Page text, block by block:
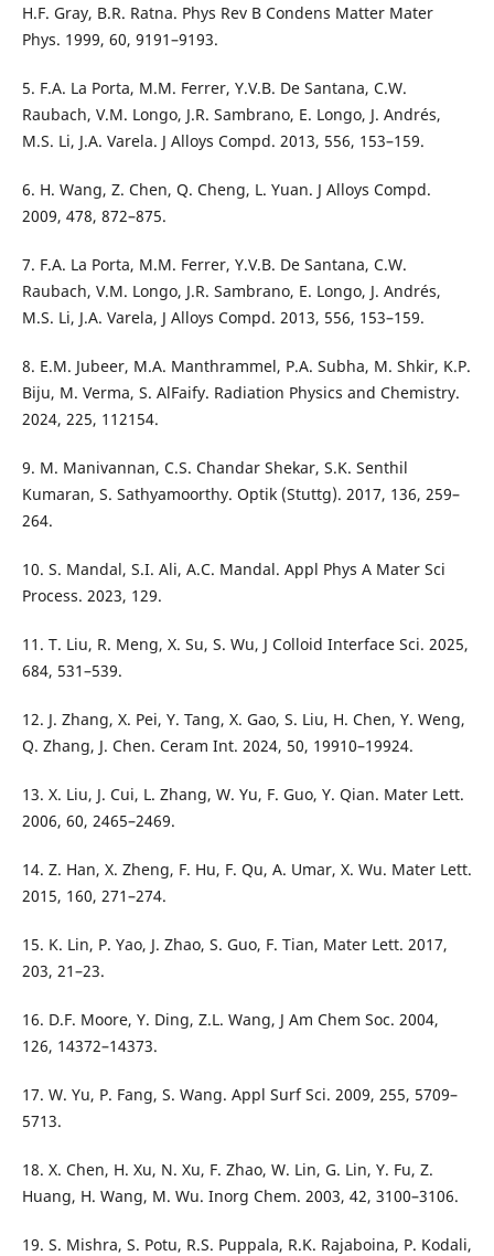
H.F. Gray, B.R. Ratna. Phys Rev B Condens Matter Mater
Phys. 1999, 60, 9191–9193.
5. F.A. La Porta, M.M. Ferrer, Y.V.B. De Santana, C.W.
Raubach, V.M. Longo, J.R. Sambrano, E. Longo, J. Andrés,
M.S. Li, J.A. Varela. J Alloys Compd. 2013, 556, 153–159.
6. H. Wang, Z. Chen, Q. Cheng, L. Yuan. J Alloys Compd.
2009, 478, 872–875.
7. F.A. La Porta, M.M. Ferrer, Y.V.B. De Santana, C.W.
Raubach, V.M. Longo, J.R. Sambrano, E. Longo, J. Andrés,
M.S. Li, J.A. Varela, J Alloys Compd. 2013, 556, 153–159.
8. E.M. Jubeer, M.A. Manthrammel, P.A. Subha, M. Shkir, K.P.
Biju, M. Verma, S. AlFaify. Radiation Physics and Chemistry.
2024, 225, 112154.
9. M. Manivannan, C.S. Chandar Shekar, S.K. Senthil
Kumaran, S. Sathyamoorthy. Optik (Stuttg). 2017, 136, 259–
264.
10. S. Mandal, S.I. Ali, A.C. Mandal. Appl Phys A Mater Sci
Process. 2023, 129.
11. T. Liu, R. Meng, X. Su, S. Wu, J Colloid Interface Sci. 2025,
684, 531–539.
12. J. Zhang, X. Pei, Y. Tang, X. Gao, S. Liu, H. Chen, Y. Weng,
Q. Zhang, J. Chen. Ceram Int. 2024, 50, 19910–19924.
13. X. Liu, J. Cui, L. Zhang, W. Yu, F. Guo, Y. Qian. Mater Lett.
2006, 60, 2465–2469.
14. Z. Han, X. Zheng, F. Hu, F. Qu, A. Umar, X. Wu. Mater Lett.
2015, 160, 271–274.
15. K. Lin, P. Yao, J. Zhao, S. Guo, F. Tian, Mater Lett. 2017,
203, 21–23.
16. D.F. Moore, Y. Ding, Z.L. Wang, J Am Chem Soc. 2004,
126, 14372–14373.
17. W. Yu, P. Fang, S. Wang. Appl Surf Sci. 2009, 255, 5709–
5713.
18. X. Chen, H. Xu, N. Xu, F. Zhao, W. Lin, G. Lin, Y. Fu, Z.
Huang, H. Wang, M. Wu. Inorg Chem. 2003, 42, 3100–3106.
19. S. Mishra, S. Potu, R.S. Puppala, R.K. Rajaboina, P. Kodali,